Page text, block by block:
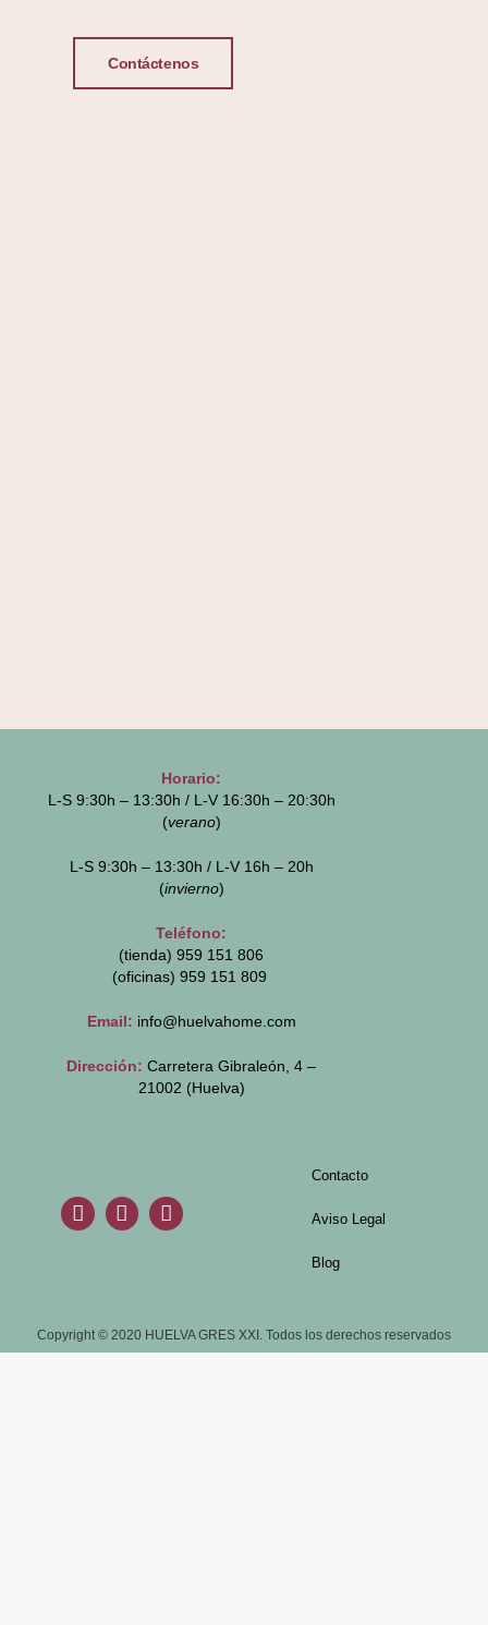
Contáctenos
Horario:
L-S 9:30h – 13:30h / L-V 16:30h – 20:30h
(verano)
L-S 9:30h – 13:30h / L-V 16h – 20h
(invierno)
Teléfono:
(tienda) 959 151 806
(oficinas) 959 151 809
Email: info@huelvahome.com
Dirección: Carretera Gibraleón, 4 –
21002 (Huelva)
Contacto
Aviso Legal
Blog
Copyright © 2020 HUELVA GRES XXI. Todos los derechos reservados